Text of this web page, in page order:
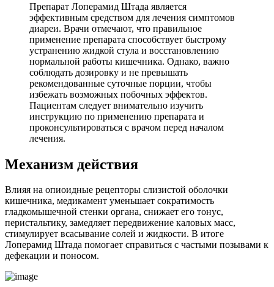
Препарат Лоперамид Штада является
эффективным средством для лечения симптомов
диареи. Врачи отмечают, что правильное
применение препарата способствует быстрому
устранению жидкой стула и восстановлению
нормальной работы кишечника. Однако, важно
соблюдать дозировку и не превышать
рекомендованные суточные порции, чтобы
избежать возможных побочных эффектов.
Пациентам следует внимательно изучить
инструкцию по применению препарата и
проконсультироваться с врачом перед началом
лечения.
Механизм действия
Влияя на опиоидные рецепторы слизистой оболочки
кишечника, медикамент уменьшает сократимость
гладкомышечной стенки органа, снижает его тонус,
перистальтику, замедляет передвижение каловых масс,
стимулирует всасывание солей и жидкости. В итоге
Лоперамид Штада помогает справиться с частыми позывами к
дефекации и поносом.